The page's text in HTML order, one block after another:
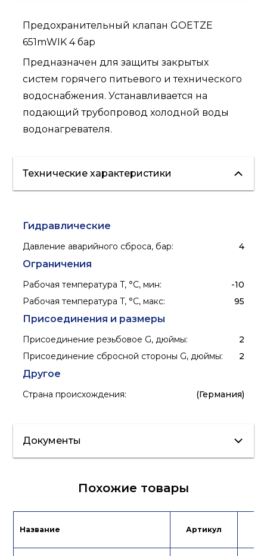
Предохранительный клапан GOETZE
651mWIK 4 бар
Предназначен для защиты закрытых
систем горячего питьевого и технического
водоснабжения. Устанавливается на
подающий трубопровод холодной воды
водонагревателя.
Технические характеристики
Гидравлические
Давление аварийного сброса, бар: 4
Ограничения
Рабочая температура T, °C, мин:
-10
Рабочая температура T, °C, макс: 95
Присоединения и размеры
Присоединение резьбовое G, дюймы:
2
Присоединение сбросной стороны G, дюймы: 2
Другое
Страна происхождения: (Германия)
Документы
Декларация
Похожие товары
Название Артикул